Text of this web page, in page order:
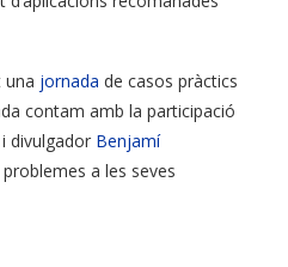
una jornada de casos pràctics
contam amb la participació
divulgador Benjamí
a les seves